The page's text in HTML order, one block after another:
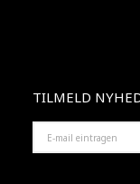
TILMELD
MAIL
EINTRAGEN